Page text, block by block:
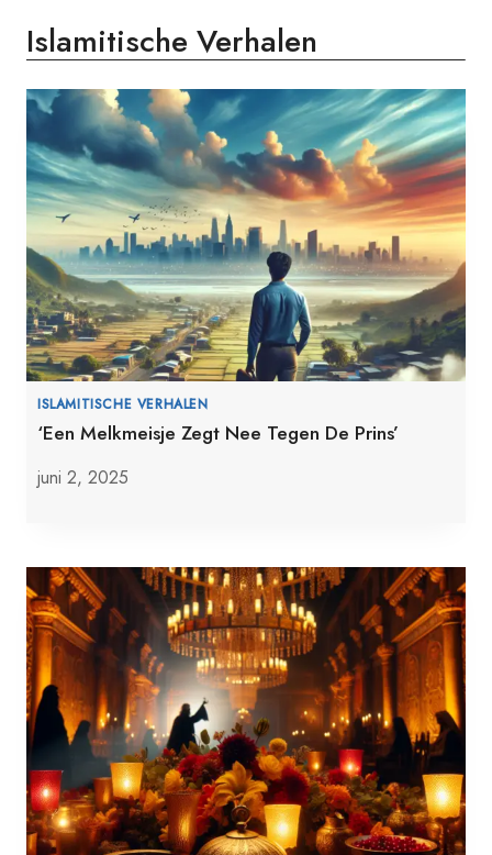
Islamitische Verhalen
ISLAMITISCHE VERHALEN
‘Een Melkmeisje Zegt Nee Tegen De Prins’
juni 2, 2025